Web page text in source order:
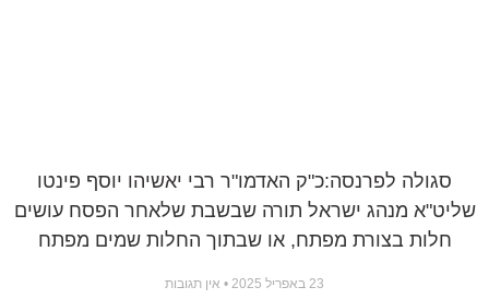
סגולה לפרנסה:כ"ק האדמו"ר רבי יאשיהו יוסף פינטו
שליט"א מנהג ישראל תורה שבשבת שלאחר הפסח עושים
חלות בצורת מפתח, או שבתוך החלות שמים מפתח
23 באפריל 2025 אין תגובות